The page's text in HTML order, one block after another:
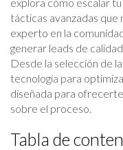
tácticas avanzadas que
experto en la
generar leads de
Desde la selección de
tecnología para
diseñada para
sobre el proceso.
Tabla de